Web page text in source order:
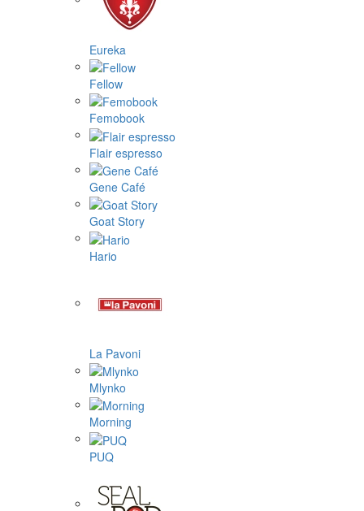
Eureka
Fellow
Femobook
Flair espresso
Gene Café
Goat Story
Hario
La Pavoni
Mlynko
Morning
PUQ